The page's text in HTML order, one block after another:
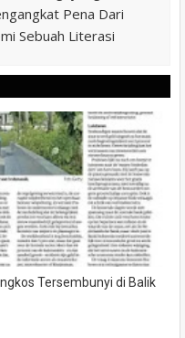
Pena Dari
Sebuah Literasi
Tersembunyi di Balik